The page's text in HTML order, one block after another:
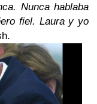
Nunca hablaba
fiel. Laura y yo